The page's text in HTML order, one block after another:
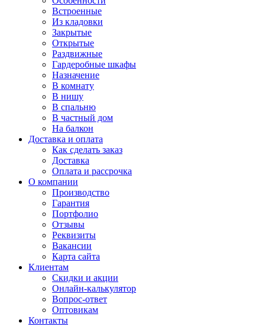
Встроенные
Из кладовки
Закрытые
Открытые
Раздвижные
Гардеробные шкафы
Назначение
В комнату
В нишу
В спальню
В частный дом
На балкон
Доставка и оплата
Как сделать заказ
Доставка
Оплата и рассрочка
О компании
Производство
Гарантия
Портфолио
Отзывы
Реквизиты
Вакансии
Карта сайта
Клиентам
Скидки и акции
Онлайн-калькулятор
Вопрос-ответ
Оптовикам
Контакты